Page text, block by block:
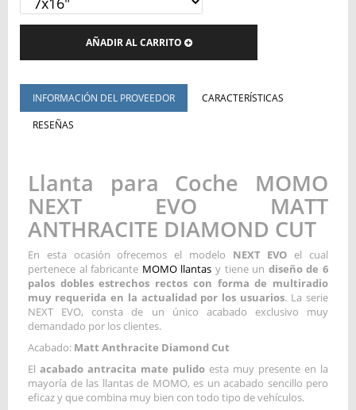
AÑADIR AL CARRITO
INFORMACIÓN DEL PROVEEDOR
CARACTERÍSTICAS
RESEÑAS
Llanta para Coche MOMO
NEXT EVO MATT
ANTHRACITE DIAMOND CUT
En esta ocasión ofrecemos el modelo NEXT EVO el cual
pertenece al fabricante MOMO llantas y tiene un diseño de 6
palos dobles estrechos rectos con forma de multiradio
muy requerida en la actualidad por los usuarios. La serie
NEXT EVO, consta de un único acabado exclusivo muy
demandado por los clientes.
Acabado: Matt Anthracite Diamond Cut
El acabado antracita mate pulido esta muy presente en la
mayoría de las llantas de MOMO, es un acabado sencillo pero
eficaz y que combina muy bien con todo tipo de vehículos.